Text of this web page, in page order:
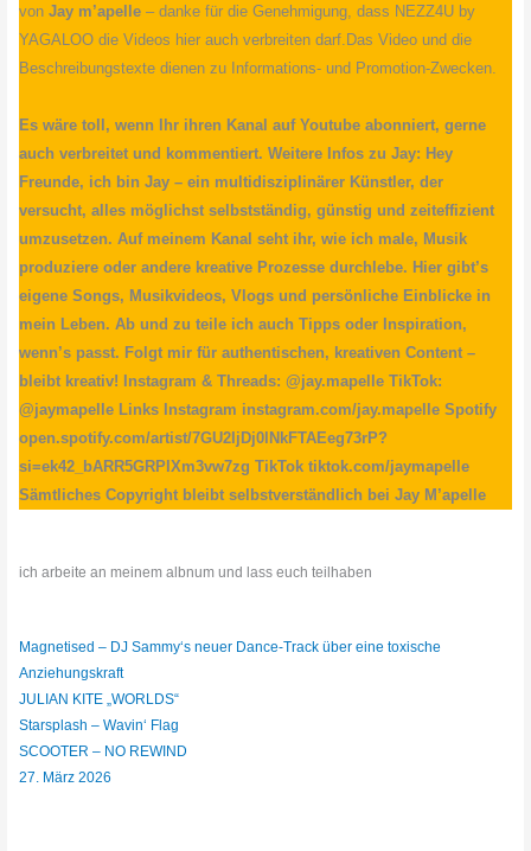
vonJay m’apelle – danke für die Genehmigung, dass NEZZ4U by
YAGALOO die Videos hier auch verbreiten darf.Das Video und die
Beschreibungstexte dienen zu Informations- und Promotion-Zwecken.
Es wäre toll, wenn Ihr ihren Kanal auf Youtube abonniert, gerne
auch verbreitet und kommentiert. Weitere Infos zu Jay: Hey
Freunde, ich bin Jay – ein multidisziplinärer Künstler, der
versucht, alles möglichst selbstständig, günstig und zeiteffizient
umzusetzen. Auf meinem Kanal seht ihr, wie ich male, Musik
produziere oder andere kreative Prozesse durchlebe. Hier gibt’s
eigene Songs, Musikvideos, Vlogs und persönliche Einblicke in
mein Leben. Ab und zu teile ich auch Tipps oder Inspiration,
wenn’s passt. Folgt mir für authentischen, kreativen Content –
bleibt kreativ! Instagram & Threads: @jay.mapelle TikTok:
@jaymapelle Links Instagram instagram.com/jay.mapelle Spotify
open.spotify.com/artist/7GU2IjDj0lNkFTAEeg73rP?
si=ek42_bARR5GRPIXm3vw7zg TikTok tiktok.com/jaymapelle
Sämtliches Copyright bleibt selbstverständlich bei Jay M’apelle
ich arbeite an meinem albnum und lass euch teilhaben
Magnetised – DJ Sammy‘s neuer Dance-Track über eine toxische
Anziehungskraft
JULIAN KITE „WORLDS“
Starsplash – Wavin‘ Flag
SCOOTER – NO REWIND
27. März 2026